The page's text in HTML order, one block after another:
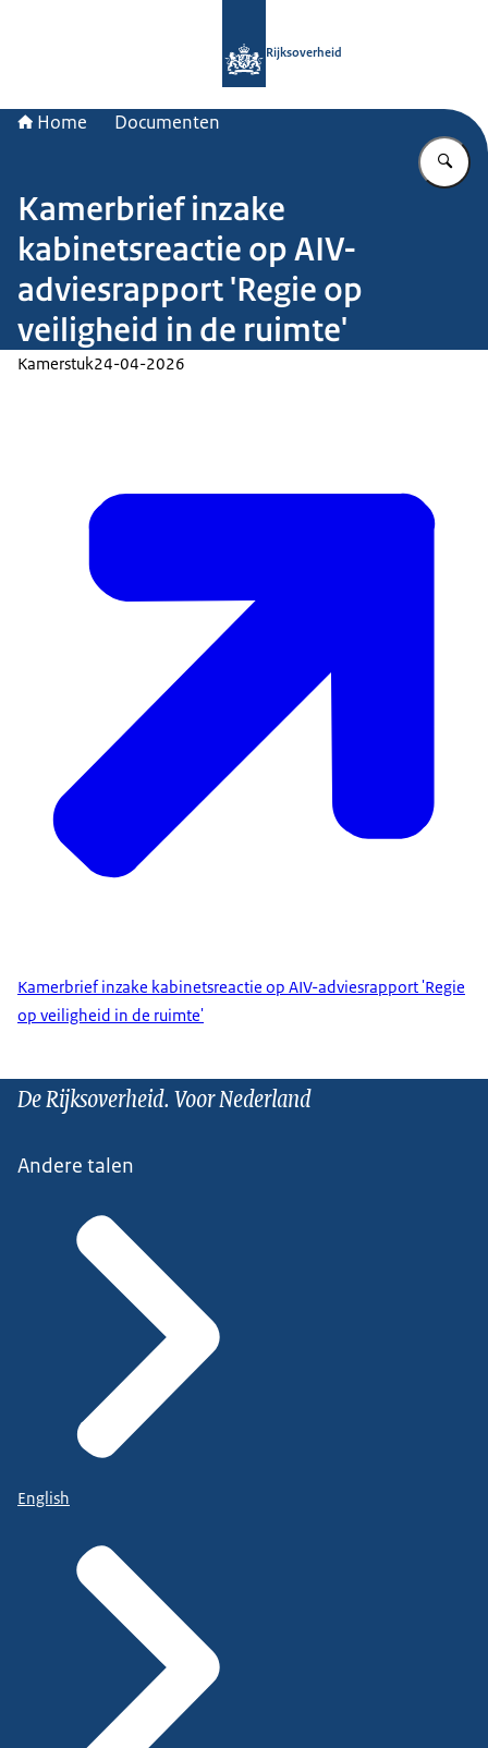
Rijksoverheid
Home Documenten
Kamerbrief inzake
kabinetsreactie op AIV-
adviesrapport 'Regie op
veiligheid in de ruimte'
Kamerstuk24-04-2026
Kamerbrief inzake kabinetsreactie op AIV-adviesrapport 'Regie
op veiligheid in de ruimte'
De Rijksoverheid. Voor Nederland
Andere talen
English